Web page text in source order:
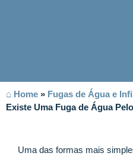
⌂ Home » Fugas de Água e
Existe Uma Fuga de Água
Uma das formas mais